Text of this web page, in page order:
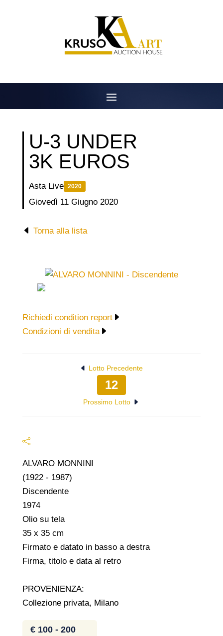
U-3 UNDER
3K EUROS
Asta Live 2020
Giovedì 11 Giugno 2020
Torna alla lista
Richiedi condition report
Condizioni di vendita
Lotto Precedente
12
Prossimo Lotto
ALVARO MONNINI
(1922 - 1987)
Discendente
1974
Olio su tela
35 x 35 cm
Firmato e datato in basso a destra
Firma, titolo e data al retro
PROVENIENZA:
Collezione privata, Milano
€ 100 - 200